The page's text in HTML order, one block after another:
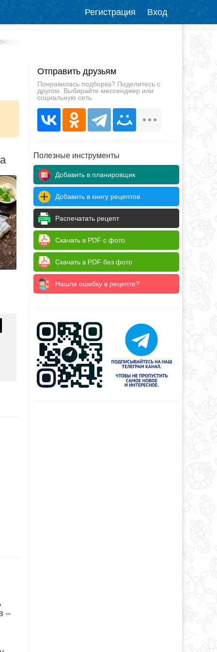
Регистрация Вход
–
Отправить друзьям
Понравилась подборка? Поделитесь с
другом. Выбирайте мессенджер или
социальную сеть.
Полезные инструменты
Добавить в планировщик
Добавить в книгу рецептов
Распечатать рецепт
Скачать в PDF с фото
Скачать в PDF без фото
Нашли ошибку в рецепте?